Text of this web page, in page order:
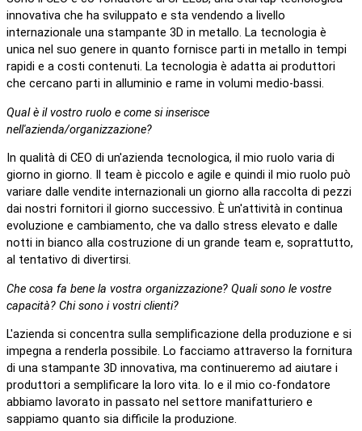
innovativa che ha sviluppato e sta vendendo a livello
internazionale una stampante 3D in metallo. La tecnologia è
unica nel suo genere in quanto fornisce parti in metallo in tempi
rapidi e a costi contenuti. La tecnologia è adatta ai produttori
che cercano parti in alluminio e rame in volumi medio-bassi.
Qual è il vostro ruolo e come si inserisce
nell'azienda/organizzazione?
In qualità di CEO di un'azienda tecnologica, il mio ruolo varia di
giorno in giorno. Il team è piccolo e agile e quindi il mio ruolo può
variare dalle vendite internazionali un giorno alla raccolta di pezzi
dai nostri fornitori il giorno successivo. È un'attività in continua
evoluzione e cambiamento, che va dallo stress elevato e dalle
notti in bianco alla costruzione di un grande team e, soprattutto,
al tentativo di divertirsi.
Che cosa fa bene la vostra organizzazione? Quali sono le vostre
capacità? Chi sono i vostri clienti?
L'azienda si concentra sulla semplificazione della produzione e si
impegna a renderla possibile. Lo facciamo attraverso la fornitura
di una stampante 3D innovativa, ma continueremo ad aiutare i
produttori a semplificare la loro vita. Io e il mio co-fondatore
abbiamo lavorato in passato nel settore manifatturiero e
sappiamo quanto sia difficile la produzione.